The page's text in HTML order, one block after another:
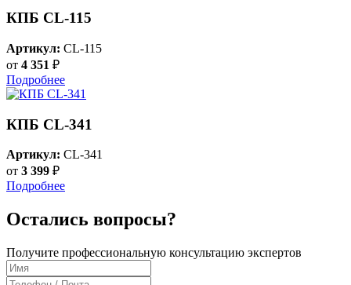
КПБ CL-115
Артикул: CL-115
от 4 351 ₽
Подробнее
КПБ CL-341
Артикул: CL-341
от 3 399 ₽
Подробнее
Остались вопросы?
Получите профессиональную консультацию экспертов